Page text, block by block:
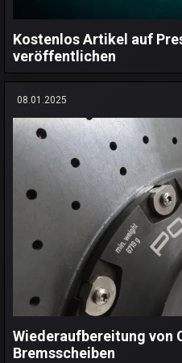
Kostenlos Artikel auf
veröffentlichen
08.01.2025
Wiederaufbereitung von
Bremsscheiben